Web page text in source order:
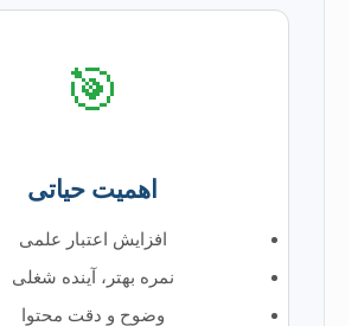
🎯
اهمیت حیاتی
افزایش اعتبار علمی
نمره بهتر، آینده شغلی
وضوح و دقت محتوا